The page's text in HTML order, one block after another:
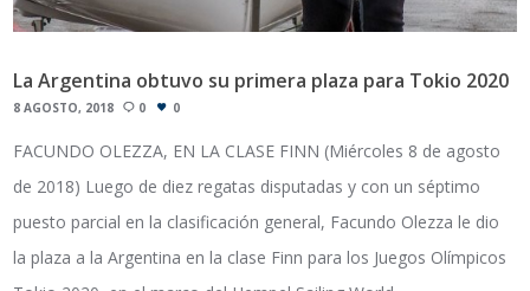
La Argentina obtuvo su primera plaza para Tokio 2020
8 AGOSTO, 2018 0 0
FACUNDO OLEZZA, EN LA CLASE FINN (Miércoles 8 de agosto
de 2018) Luego de diez regatas disputadas y con un séptimo
puesto parcial en la clasificación general, Facundo Olezza le dio
la plaza a la Argentina en la clase Finn para los Juegos Olímpicos